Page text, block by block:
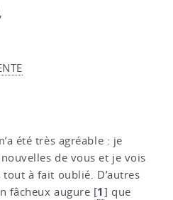
été très agréable : je
de vous et je vois
tout à fait oublié. D’autres
fâcheux augure [1] que